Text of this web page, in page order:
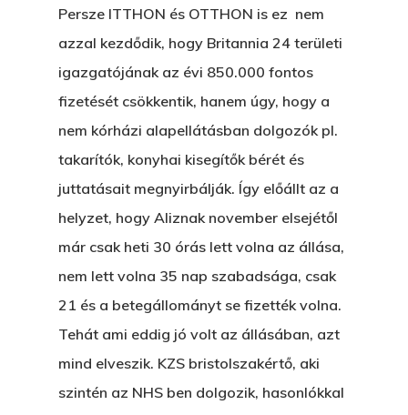
Persze ITTHON és OTTHON is ez nem
azzal kezdődik, hogy Britannia 24 területi
igazgatójának az évi 850.000 fontos
fizetését csökkentik, hanem úgy, hogy a
nem kórházi alapellátásban dolgozók pl.
takarítók, konyhai kisegítők bérét és
juttatásait megnyirbálják. Így előállt az a
helyzet, hogy Aliznak november elsejétől
már csak heti 30 órás lett volna az állása,
nem lett volna 35 nap szabadsága, csak
21 és a betegállományt se fizették volna.
Tehát ami eddig jó volt az állásában, azt
mind elveszik. KZS bristolszakértő, aki
szintén az NHS ben dolgozik, hasonlókkal